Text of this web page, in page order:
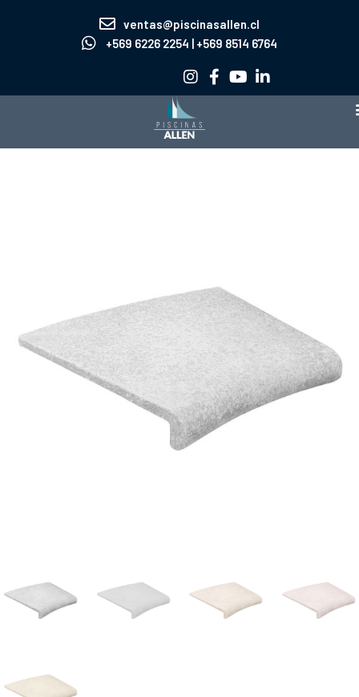
ventas@piscinasallen.cl
+569 6226 2254 | +569 8514 6764